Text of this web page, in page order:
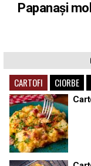
Papanași
CARTOFI
CIORBE